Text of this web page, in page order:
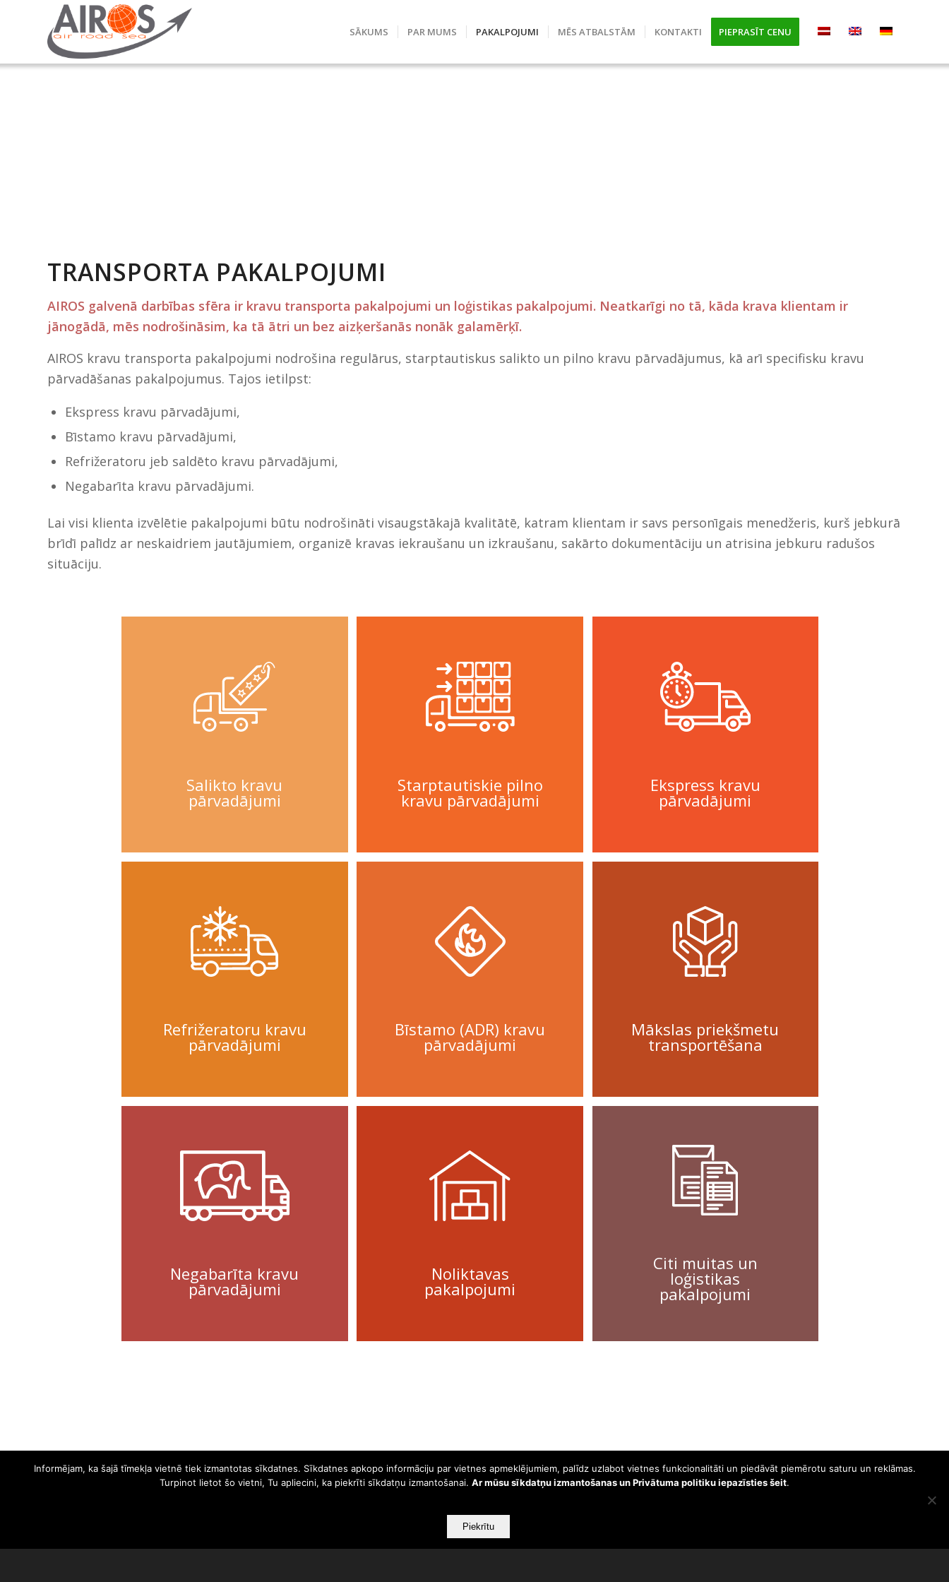
SĀKUMS PAR MUMS PAKALPOJUMI MĒS ATBALSTĀM KONTAKTI PIEPRASĪT CENU
TRANSPORTA PAKALPOJUMI
AIROS galvenā darbības sfēra ir kravu transporta pakalpojumi un loģistikas pakalpojumi. Neatkarīgi no tā, kāda krava klientam ir
jānogādā, mēs nodrošināsim, ka tā ātri un bez aizķeršanās nonāk galamērķī.
AIROS kravu transporta pakalpojumi nodrošina regulārus, starptautiskus salikto un pilno kravu pārvadājumus, kā arī specifisku kravu
pārvadāšanas pakalpojumus. Tajos ietilpst:
Ekspress kravu pārvadājumi,
Bīstamo kravu pārvadājumi,
Refrižeratoru jeb saldēto kravu pārvadājumi,
Negabarīta kravu pārvadājumi.
Lai visi klienta izvēlētie pakalpojumi būtu nodrošināti visaugstākajā kvalitātē, katram klientam ir savs personīgais menedžeris, kurš jebkurā
brīdī palīdz ar neskaidriem jautājumiem, organizē kravas iekraušanu un izkraušanu, sakārto dokumentāciju un atrisina jebkuru radušos
situāciju.
Salikto kravu
pārvadājumi
Starptautiskie pilno
kravu pārvadājumi
Ekspress kravu
pārvadājumi
Refrižeratoru kravu
pārvadājumi
Bīstamo (ADR) kravu
pārvadājumi
Mākslas priekšmetu
transportēšana
Negabarīta kravu
pārvadājumi
Noliktavas
pakalpojumi
Citi muitas un
loģistikas
pakalpojumi
Informējam, ka šajā tīmekļa vietnē tiek izmantotas sīkdatnes. Sīkdatnes apkopo informāciju par vietnes apmeklējumiem, palīdz uzlabot vietnes funkcionalitāti un piedāvāt piemērotu saturu un reklāmas.
Turpinot lietot šo vietni, Tu apliecini, ka piekrīti sīkdatņu izmantošanai. Ar mūsu sīkdatņu izmantošanas un Privātuma politiku iepazīsties šeit.
Piekrītu